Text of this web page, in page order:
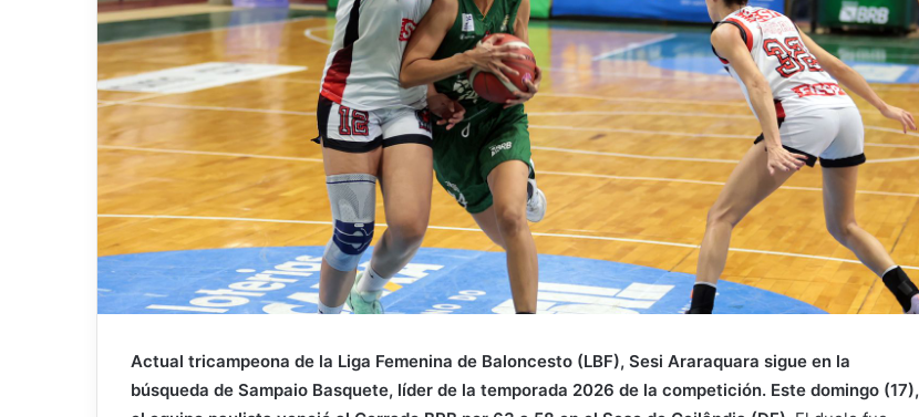
Actual tricampeona de la Liga Femenina de Baloncesto (LBF), Sesi Araraquara sigue en la
búsqueda de Sampaio Basquete, líder de la temporada 2026 de la competición. Este domingo (17),